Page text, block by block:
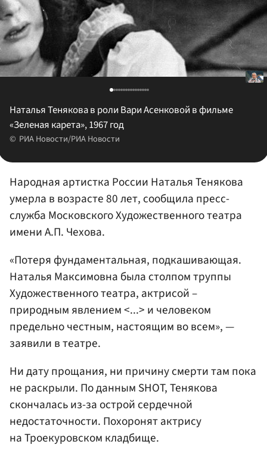
Наталья Тенякова в роли Вари Асенковой в фильме
«Зеленая карета», 1967 год
РИА Новости/РИА Новости
Народная артистка России Наталья Тенякова
умерла в возрасте 80 лет, сообщила пресс-
служба Московского Художественного театра
имени А.П. Чехова.
«Потеря фундаментальная, подкашивающая.
Наталья Максимовна была столпом труппы
Художественного театра, актрисой –
природным явлением <...> и человеком
предельно честным, настоящим во всем», —
заявили в театре.
Ни дату прощания, ни причину смерти там пока
не раскрыли. По данным SHOT, Тенякова
скончалась из-за острой сердечной
недостаточности. Похоронят актрису
на Троекуровском кладбище.